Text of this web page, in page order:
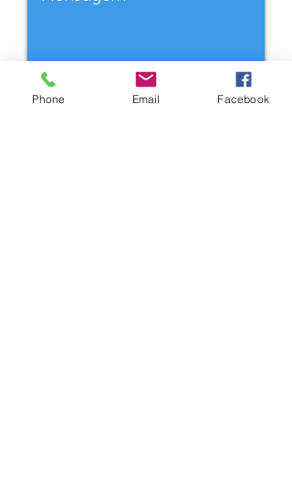
Phone Email Facebook